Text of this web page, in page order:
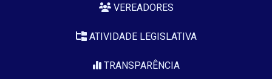
VEREADORES
ATIVIDADE LEGISLATIVA
TRANSPARÊNCIA